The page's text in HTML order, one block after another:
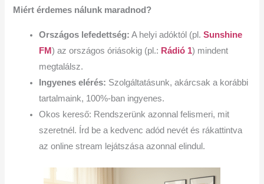
Miért érdemes nálunk maradnod?
Országos lefedettség: A helyi adóktól (pl.Sunshine
FM) az országos óriásokig (pl.: Rádió 1) mindent
megtalálsz.
Ingyenes elérés: Szolgáltatásunk, akárcsak a korábbi
tartalmaink, 100%-ban ingyenes.
Okos kereső: Rendszerünk azonnal felismeri, mit
szeretnél. Írd be a kedvenc adód nevét és rákattintva
az online stream lejátszása azonnal elindul.